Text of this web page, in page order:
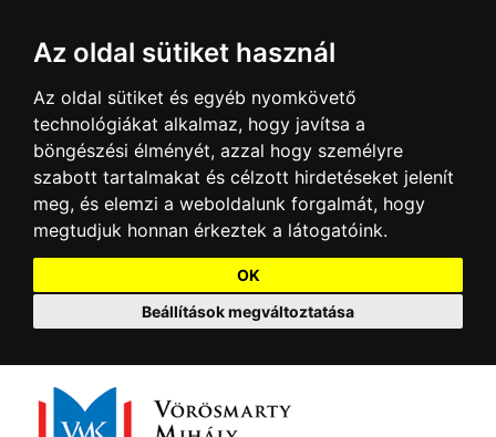
Az oldal sütiket használ
Az oldal sütiket és egyéb nyomkövető
technológiákat alkalmaz, hogy javítsa a
böngészési élményét, azzal hogy személyre
szabott tartalmakat és célzott hirdetéseket jelenít
meg, és elemzi a weboldalunk forgalmát, hogy
megtudjuk honnan érkeztek a látogatóink.
OK
Beállítások megváltoztatása